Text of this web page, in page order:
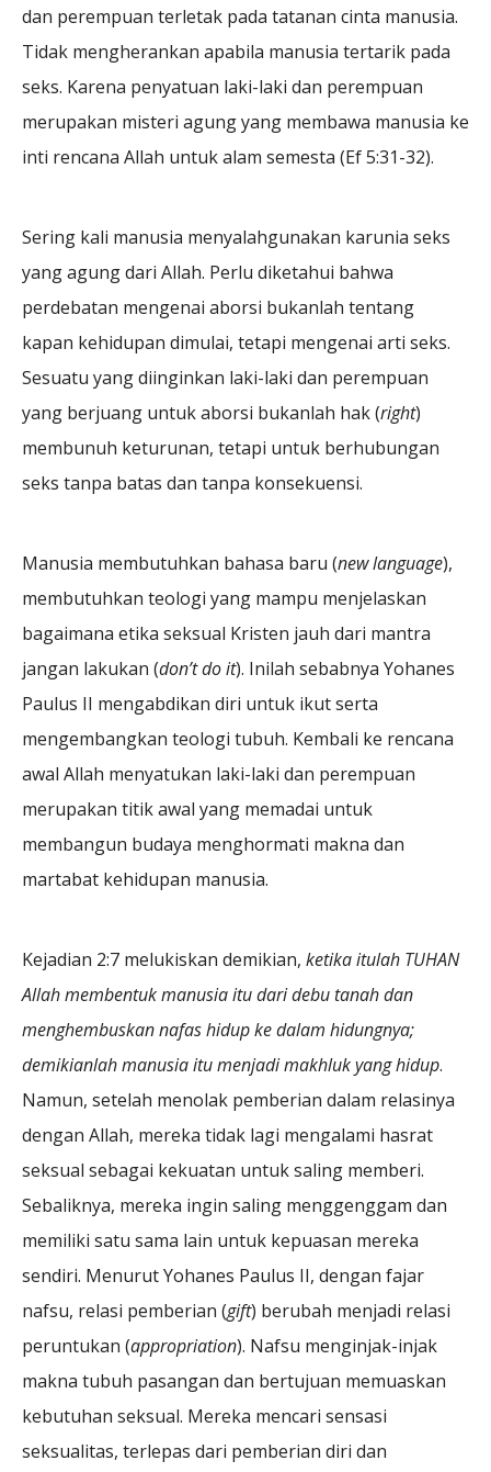
dan perempuan terletak pada tatanan cinta manusia.
Tidak mengherankan apabila manusia tertarik pada
seks. Karena penyatuan laki-laki dan perempuan
merupakan misteri agung yang membawa manusia ke
inti rencana Allah untuk alam semesta (Ef 5:31-32).
Sering kali manusia menyalahgunakan karunia seks
yang agung dari Allah. Perlu diketahui bahwa
perdebatan mengenai aborsi bukanlah tentang
kapan kehidupan dimulai, tetapi mengenai arti seks.
Sesuatu yang diinginkan laki-laki dan perempuan
yang berjuang untuk aborsi bukanlah hak (right)
membunuh keturunan, tetapi untuk berhubungan
seks tanpa batas dan tanpa konsekuensi.
Manusia membutuhkan bahasa baru (new language),
membutuhkan teologi yang mampu menjelaskan
bagaimana etika seksual Kristen jauh dari mantra
jangan lakukan (don’t do it). Inilah sebabnya Yohanes
Paulus II mengabdikan diri untuk ikut serta
mengembangkan teologi tubuh. Kembali ke rencana
awal Allah menyatukan laki-laki dan perempuan
merupakan titik awal yang memadai untuk
membangun budaya menghormati makna dan
martabat kehidupan manusia.
Kejadian 2:7 melukiskan demikian, ketika itulah TUHAN
Allah membentuk manusia itu dari debu tanah dan
menghembuskan nafas hidup ke dalam hidungnya;
demikianlah manusia itu menjadi makhluk yang hidup.
Namun, setelah menolak pemberian dalam relasinya
dengan Allah, mereka tidak lagi mengalami hasrat
seksual sebagai kekuatan untuk saling memberi.
Sebaliknya, mereka ingin saling menggenggam dan
memiliki satu sama lain untuk kepuasan mereka
sendiri. Menurut Yohanes Paulus II, dengan fajar
nafsu, relasi pemberian (gift) berubah menjadi relasi
peruntukan (appropriation). Nafsu menginjak-injak
makna tubuh pasangan dan bertujuan memuaskan
kebutuhan seksual. Mereka mencari sensasi
seksualitas, terlepas dari pemberian diri dan